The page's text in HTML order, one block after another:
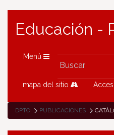
Educación -
Menú
mapa del sitio
DPTO PUBLICACIONES